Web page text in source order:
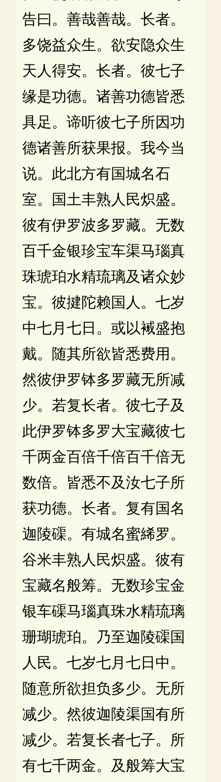
告曰。善哉善哉。长者。
多饶益众生。欲安隐众生
天人得安。长者。彼七子
缘是功德。诸善功德皆悉
具足。谛听彼七子所因功
德诸善所获果报。我今当
说。此北方有国城名石
室。国土丰熟人民炽盛。
彼有伊罗波多罗藏。无数
百千金银珍宝车渠马瑙真
珠琥珀水精琉璃及诸众妙
宝。彼揵陀赖国人。七岁
中七月七日。或以裓盛抱
戴。随其所欲皆悉费用。
然彼伊罗钵多罗藏无所减
少。若复长者。彼七子及
此伊罗钵多罗大宝藏彼七
千两金百倍千倍百千倍无
数倍。皆悉不及汝七子所
获功德。长者。复有国名
迦陵磲。有城名蜜絺罗。
谷米丰熟人民炽盛。彼有
宝藏名般筹。无数珍宝金
银车磲马瑙真珠水精琉璃
珊瑚琥珀。乃至迦陵磲国
人民。七岁七月七日中。
随意所欲担负多少。无所
减少。然彼迦陵渠国有所
减少。若复长者七子。所
有七千两金。及般筹大宝